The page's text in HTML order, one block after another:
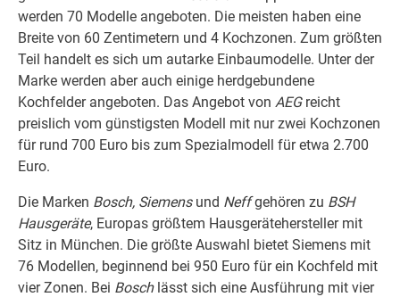
werden 70 Modelle angeboten. Die meisten haben eine
Breite von 60 Zentimetern und 4 Kochzonen. Zum größten
Teil handelt es sich um autarke Einbaumodelle. Unter der
Marke werden aber auch einige herdgebundene
Kochfelder angeboten. Das Angebot von AEGreicht
preislich vom günstigsten Modell mit nur zwei Kochzonen
für rund 700 Euro bis zum Spezialmodell für etwa 2.700
Euro.
Die Marken Bosch, Siemensund Neffgehören zu BSH
Hausgeräte, Europas größtem Hausgerätehersteller mit
Sitz in München. Die größte Auswahl bietet Siemens mit
76 Modellen, beginnend bei 950 Euro für ein Kochfeld mit
vier Zonen. Bei Boschlässt sich eine Ausführung mit vier